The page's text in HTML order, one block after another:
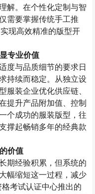
解。在个性化定制与智
需要掌握传统手工推
现高效精准的版型开
专业价值
度与品质细节的要求日
持续而稳定。从独立设
服装企业优化供应链、
提升产品附加值、控制
个成功的服装版型，往
撑起畅销多年的经典款
价值
期经验积累，但系统的
幅缩短这一过程，减少
格考试认证中心推出的